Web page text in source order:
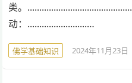
类。
动：.........................…
佛学基础知识 2024年11月23日